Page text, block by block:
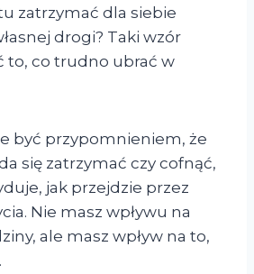
zatrzymać dla siebie
drogi? Taki wzór
to, co trudno ubrać w
być przypomnieniem, że
się zatrzymać czy cofnąć,
jak przejdzie przez
Nie masz wpływu na
ale masz wpływ na to,